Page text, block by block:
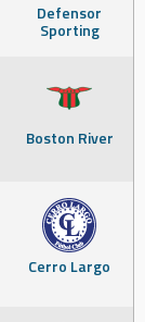
Defensor
Sporting
Boston River
Cerro Largo